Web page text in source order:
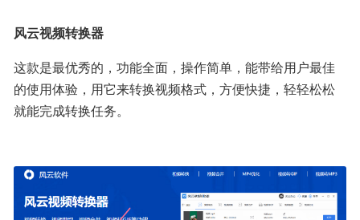
风云视频转换器
这款是最优秀的，功能全面，操作简单，能带给用户最佳
的使用体验，用它来转换视频格式，方便快捷，轻轻松松
就能完成转换任务。